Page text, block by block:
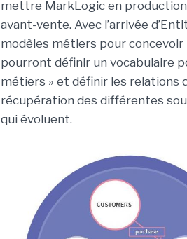
mettre MarkLogic en production
avant-vente. Avec l’arrivée
modèles métiers pour
pourront définir un vocabulaire
métiers » et définir les relations
récupération des différentes
qui évoluent.